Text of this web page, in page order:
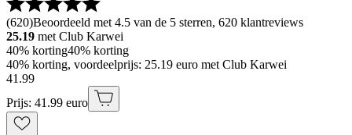
(620)Beoordeeld met 4.5 van de 5 sterren, 620 klantreviews
25.19 met Club Karwei
40% korting40% korting
40% korting, voordeelprijs: 25.19 euro met Club Karwei
41 .99
Prijs: 41.99 euro